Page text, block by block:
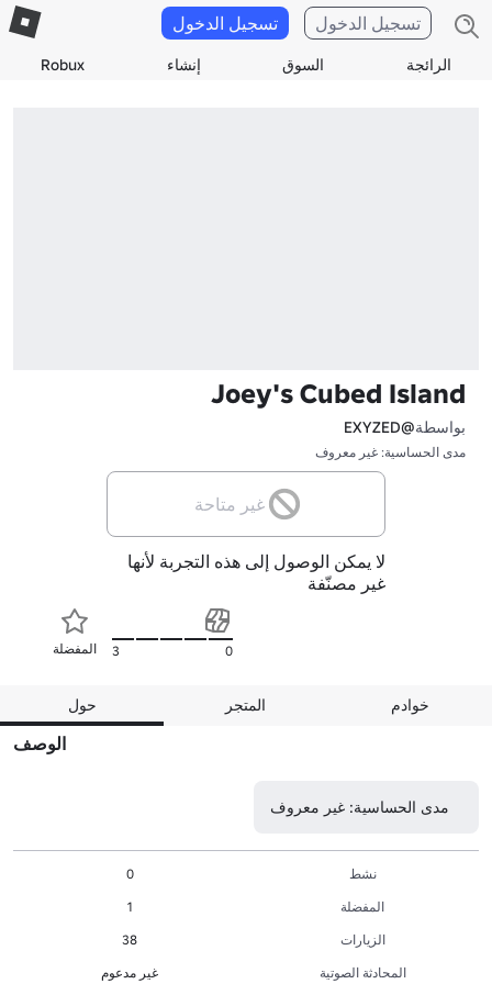
الرائجة السوق إنشاء Robux
تسجيل الدخول تسجيل الدخول
Joey's Cubed Island
بواسطة@EXYZED
مدى الحساسية: غير معروف
غير متاحة
لا يمكن الوصول إلى هذه التجربة لأنها
غير مصنّفة
المفضلة 3 0
حول المتجر خوادم
الوصف
مدى الحساسية: غير معروف
نشط
0
المفضلة
1
الزيارات
38
المحادثة الصوتية
غير مدعوم